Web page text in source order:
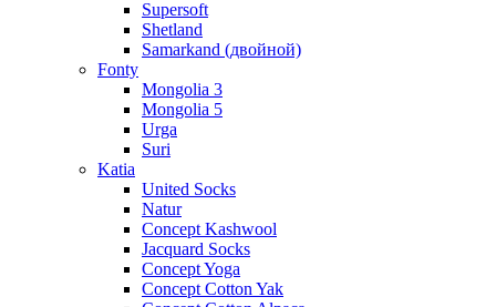
Supersoft
Shetland
Samarkand (двойной)
Fonty
Mongolia 3
Mongolia 5
Urga
Suri
Katia
United Socks
Natur
Concept Kashwool
Jacquard Socks
Concept Yoga
Concept Cotton Yak